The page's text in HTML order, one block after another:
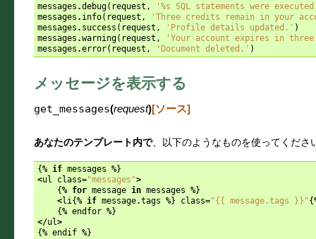
messages .debug( request , ' %s SQL statements were
messages . info( request ,
'Three credits remain in your
messages . success ( request , 'Profile details updated.' )
messages .warning( request ,
'Your account expires in
messages .error( request , 'Document deleted.' )
メッセージを表示する
get_messages(request)[ソース]
あなたのテンプレート内で、以下のようなものを使ってくださ
{% if messages %}
<ul class="messages">
{% for message in messages %}
<li{% if message.tags %} class="{{ message.tags }}"{
{% endfor %}
</ul>
{% endif %}